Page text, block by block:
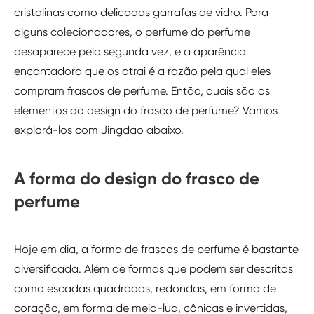
cristalinas como delicadas garrafas de vidro. Para
alguns colecionadores, o perfume do perfume
desaparece pela segunda vez, e a aparência
encantadora que os atrai é a razão pela qual eles
compram frascos de perfume. Então, quais são os
elementos do design do frasco de perfume? Vamos
explorá-los com Jingdao abaixo.
A forma do design do frasco de
perfume
Hoje em dia, a forma de frascos de perfume é bastante
diversificada. Além de formas que podem ser descritas
como escadas quadradas, redondas, em forma de
coração, em forma de meia-lua, cônicas e invertidas,